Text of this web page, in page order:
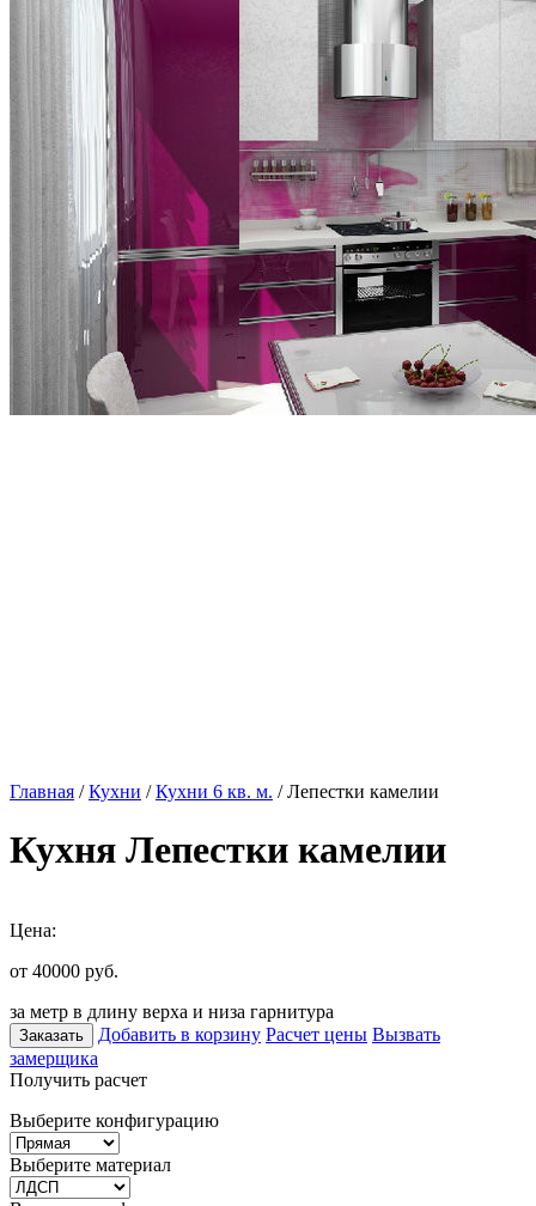
Главная /Кухни /Кухни 6 кв. м. / Лепестки камелии
Кухня Лепестки камелии
Цена:
от 40000 руб.
за метр в длину верха и низа гарнитура
Заказать Добавить в корзину Расчет цены Вызвать
замерщика
Получить расчет
Выберите конфигурацию
Выберите материал